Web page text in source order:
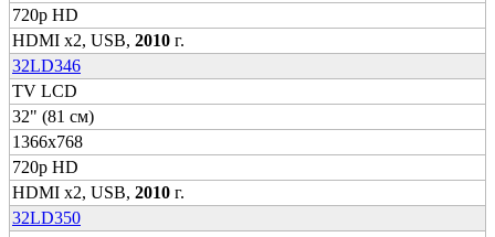
720p HD
HDMI x2, USB, 2010 г.
32LD346
TV LCD
32" (81 см)
1366x768
720p HD
HDMI x2, USB, 2010 г.
32LD350